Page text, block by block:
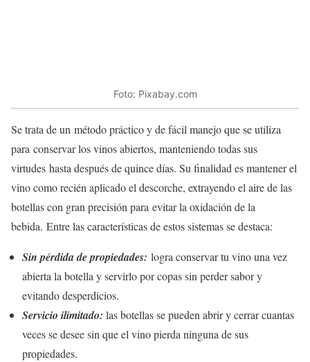
Foto: Pixabay.com
Se trata de un método práctico y de fácil manejo que se utiliza
para conservar los vinos abiertos, manteniendo todas sus
virtudes hasta después de quince días. Su finalidad es mantener el
vino como recién aplicado el descorche, extrayendo el aire de las
botellas con gran precisión para evitar la oxidación de la
bebida. Entre las características de estos sistemas se destaca:
Sin pérdida de propiedades: logra conservar tu vino una vez
abierta la botella y servirlo por copas sin perder sabor y
evitando desperdicios.
Servicio ilimitado: las botellas se pueden abrir y cerrar cuantas
veces se desee sin que el vino pierda ninguna de sus
propiedades.